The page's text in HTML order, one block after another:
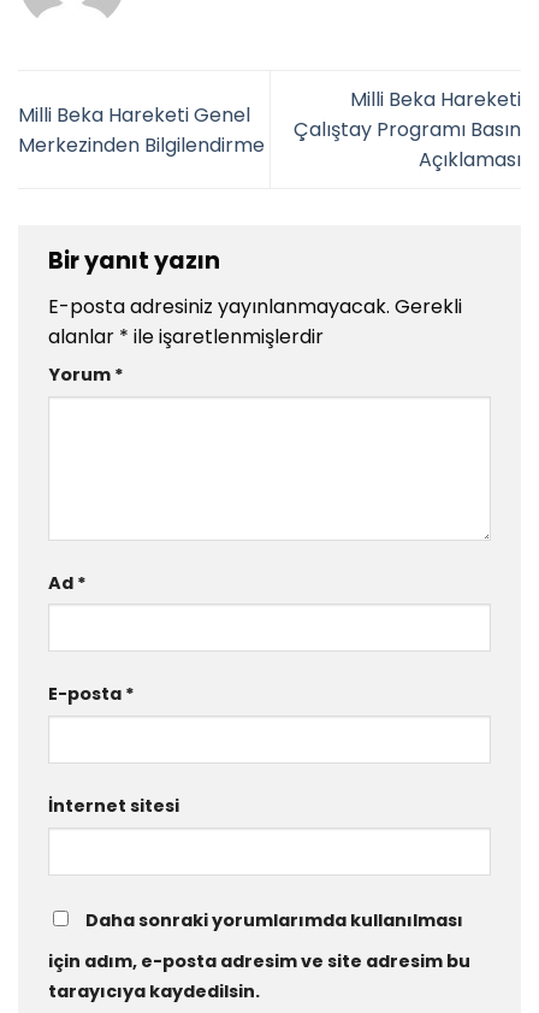
Milli Beka Hareketi Genel
Merkezinden Bilgilendirme
Milli Beka Hareketi
Çalıştay Programı Basın
Açıklaması
Bir yanıt yazın
E-posta adresiniz yayınlanmayacak. Gerekli
alanlar * ile işaretlenmişlerdir
Yorum *
Ad *
E-posta *
İnternet sitesi
Daha sonraki yorumlarımda kullanılması
için adım, e-posta adresim ve site adresim bu
tarayıcıya kaydedilsin.